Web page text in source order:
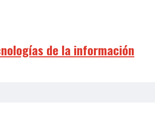
de la información